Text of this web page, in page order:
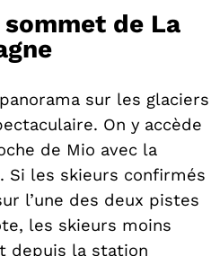
de La
sur les glaciers
On y accède
de Mio avec la
Si les skieurs confirmés
l’une des deux pistes
les skieurs moins
depuis la station